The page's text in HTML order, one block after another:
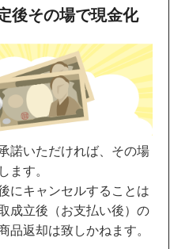
後その場で現金化
諾いただければ、その場
ます。
にキャンセルすることは
成立後（お支払い後）の
品返却は致しかねます。